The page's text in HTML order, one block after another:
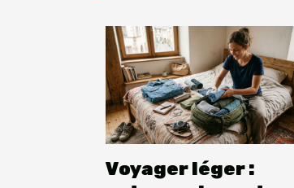
Voyager léger :